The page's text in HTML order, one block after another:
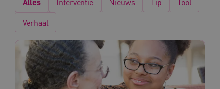
Alles Interventie Nieuws Tip
Tool
Verhaal
__cf_bm
Cloudflare Inc.
BCSessionID vilans.blueconic.net
Google Privacy Policy